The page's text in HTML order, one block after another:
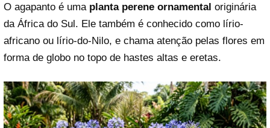
O agapanto é uma planta perene ornamental originária
da África do Sul. Ele também é conhecido como lírio-
africano ou lírio-do-Nilo, e chama atenção pelas flores em
forma de globo no topo de hastes altas e eretas.